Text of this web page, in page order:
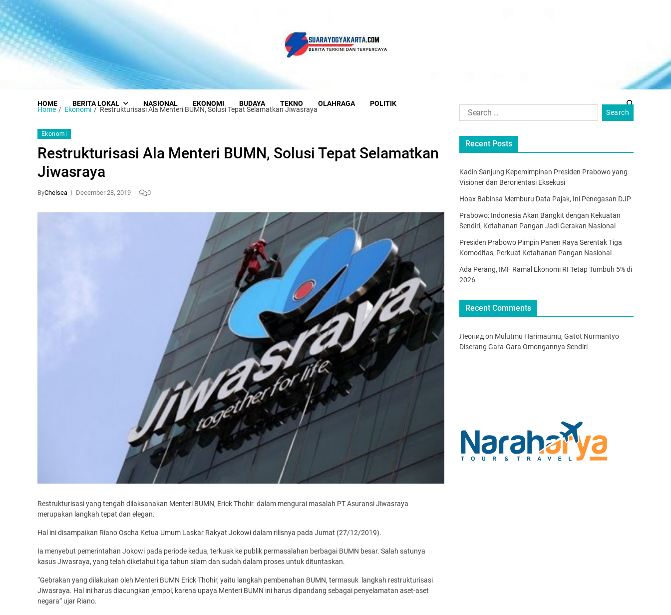
HOME BERITA LOKAL NASIONAL EKONOMI BUDAYA TEKNO OLAHRAGA POLITIK
Home Ekonomi Restrukturisasi Ala Menteri BUMN, Solusi Tepat Selamatkan Jiwasraya
Ekonomi
Restrukturisasi Ala Menteri BUMN, Solusi Tepat Selamatkan
Jiwasraya
ByChelsea December 28, 2019 0
Restrukturisasi yang tengah dilaksanakan Menteri BUMN, Erick Thohir dalam mengurai masalah PT Asuransi Jiwasraya
merupakan langkah tepat dan elegan.
Hal ini disampaikan Riano Oscha Ketua Umum Laskar Rakyat Jokowi dalam rilisnya pada Jumat (27/12/2019).
Ia menyebut pemerintahan Jokowi pada periode kedua, terkuak ke publik permasalahan berbagai BUMN besar. Salah satunya
kasus Jiwasraya, yang telah diketahui tiga tahun silam dan sudah dalam proses untuk dituntaskan.
“Gebrakan yang dilakukan oleh Menteri BUMN Erick Thohir, yaitu langkah pembenahan BUMN, termasuk langkah restrukturisasi
Jiwasraya. Hal ini harus diacungkan jempol, karena upaya Menteri BUMN ini harus dipandang sebagai penyelamatan aset-aset
negara” ujar Riano.
Recent Posts
Kadin Sanjung Kepemimpinan Presiden Prabowo yang
Visioner dan Berorientasi Eksekusi
Hoax Babinsa Memburu Data Pajak, Ini Penegasan DJP
Prabowo: Indonesia Akan Bangkit dengan Kekuatan
Sendiri, Ketahanan Pangan Jadi Gerakan Nasional
Presiden Prabowo Pimpin Panen Raya Serentak Tiga
Komoditas, Perkuat Ketahanan Pangan Nasional
Ada Perang, IMF Ramal Ekonomi RI Tetap Tumbuh 5% di
2026
Recent Comments
Леонид on Mulutmu Harimaumu, Gatot Nurmantyo
Diserang Gara-Gara Omongannya Sendiri